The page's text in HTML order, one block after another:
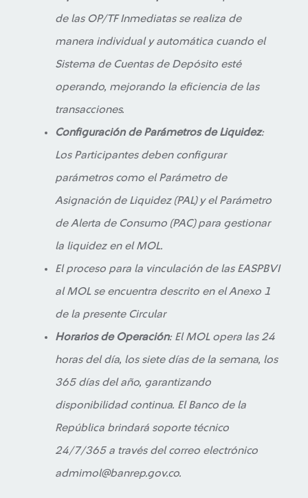
de las OP/TF Inmediatas se realiza de
manera individual y automática cuando el
Sistema de Cuentas de Depósito esté
operando, mejorando la eficiencia de las
transacciones.
Configuración de Parámetros de Liquidez:
Los Participantes deben configurar
parámetros como el Parámetro de
Asignación de Liquidez (PAL) y el Parámetro
de Alerta de Consumo (PAC) para gestionar
la liquidez en el MOL.
El proceso para la vinculación de las EASPBVI
al MOL se encuentra descrito en el Anexo 1
de la presente Circular
Horarios de Operación: El MOL opera las 24
horas del día, los siete días de la semana, los
365 días del año, garantizando
disponibilidad continua. El Banco de la
República brindará soporte técnico
24/7/365 a través del correo electrónico
admimol@banrep.gov.co.